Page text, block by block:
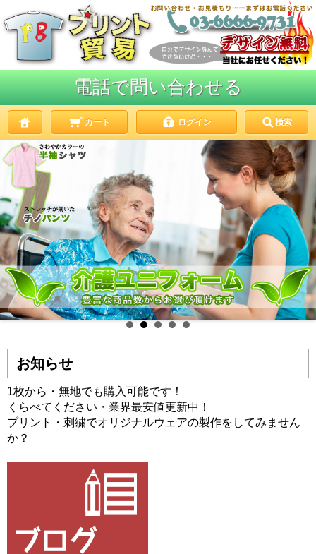
電話で問い合わせる
カート ログイン 検索
お知らせ
1枚から・無地でも購入可能です！
くらべてください・業界最安値更新中！
プリント・刺繍でオリジナルウェアの製作をしてみません
か？